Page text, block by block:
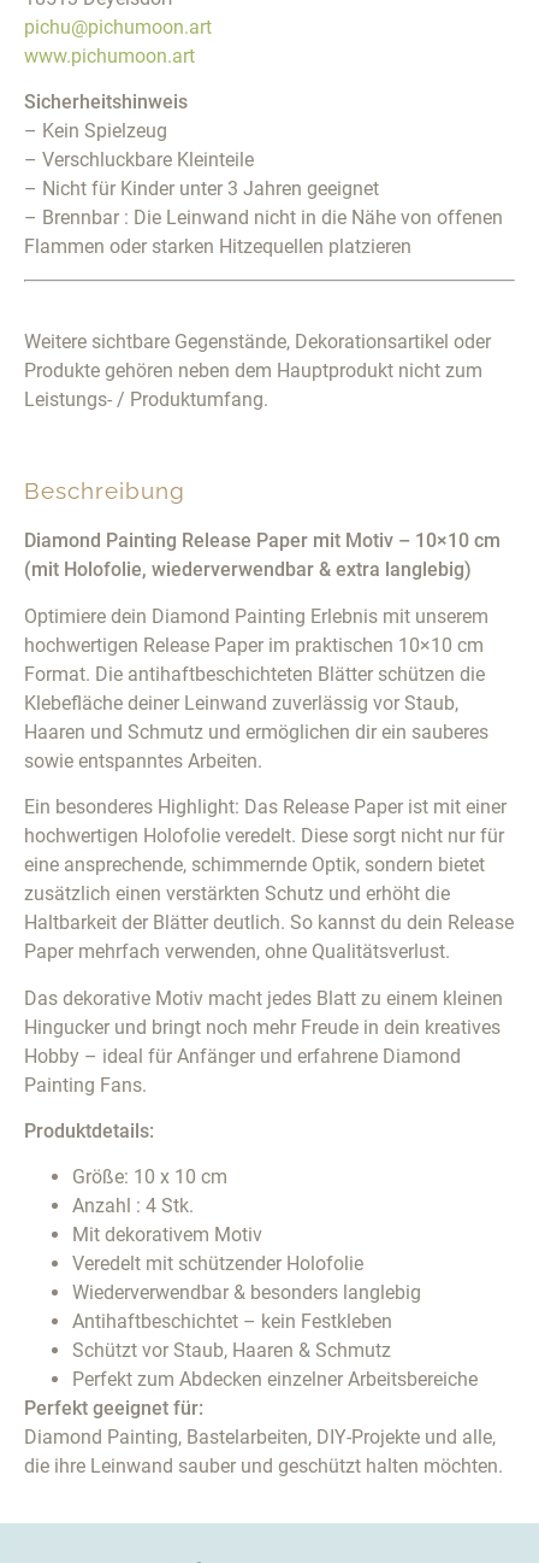
Beschreibung
Diamond Painting Release Paper mit Motiv – 10×10 cm
(mit Holofolie, wiederverwendbar & extra langlebig)
Optimiere dein Diamond Painting Erlebnis mit unserem
hochwertigen Release Paper im praktischen 10×10 cm
Format. Die antihaftbeschichteten Blätter schützen die
Klebefläche deiner Leinwand zuverlässig vor Staub,
Haaren und Schmutz und ermöglichen dir ein sauberes
sowie entspanntes Arbeiten.
Ein besonderes Highlight: Das Release Paper ist mit einer
hochwertigen Holofolie veredelt. Diese sorgt nicht nur für
eine ansprechende, schimmernde Optik, sondern bietet
zusätzlich einen verstärkten Schutz und erhöht die
Haltbarkeit der Blätter deutlich. So kannst du dein Release
Paper mehrfach verwenden, ohne Qualitätsverlust.
Das dekorative Motiv macht jedes Blatt zu einem kleinen
Hingucker und bringt noch mehr Freude in dein kreatives
Hobby – ideal für Anfänger und erfahrene Diamond
Painting Fans.
Produktdetails:
Größe: 10 x 10 cm
Anzahl : 4 Stk.
Mit dekorativem Motiv
Veredelt mit schützender Holofolie
Wiederverwendbar & besonders langlebig
Antihaftbeschichtet – kein Festkleben
Schützt vor Staub, Haaren & Schmutz
Perfekt zum Abdecken einzelner Arbeitsbereiche
Perfekt geeignet für:
Diamond Painting, Bastelarbeiten, DIY-Projekte und alle,
die ihre Leinwand sauber und geschützt halten möchten.
pichu@pichumoon.art
www.pichumoon.art
Sicherheitshinweis
– Kein Spielzeug
– Verschluckbare Kleinteile
– Nicht für Kinder unter 3 Jahren geeignet
– Brennbar : Die Leinwand nicht in die Nähe von offenen
Flammen oder starken Hitzequellen platzieren
Weitere sichtbare Gegenstände, Dekorationsartikel oder
Produkte gehören neben dem Hauptprodukt nicht zum
Leistungs- / Produktumfang.